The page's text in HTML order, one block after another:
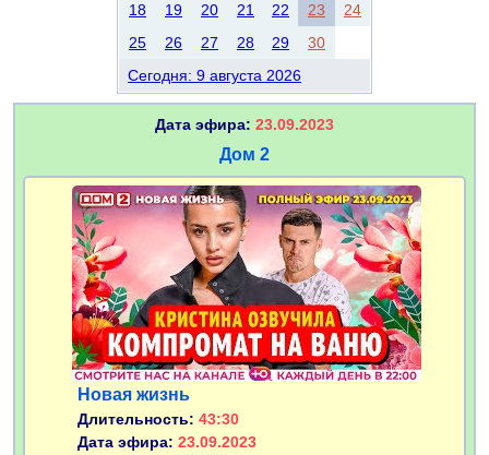
18
19 20 21 22 23
24
25
26 27 28 29
30
Сегодня: 9 августа 2026
Дата эфира: 23.09.2023
Дом 2
Новая жизнь
Длительность: 43:30
Дата эфира: 23.09.2023